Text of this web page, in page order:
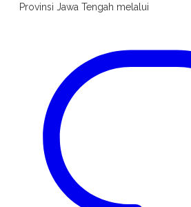
Provinsi Jawa Tengah melalui